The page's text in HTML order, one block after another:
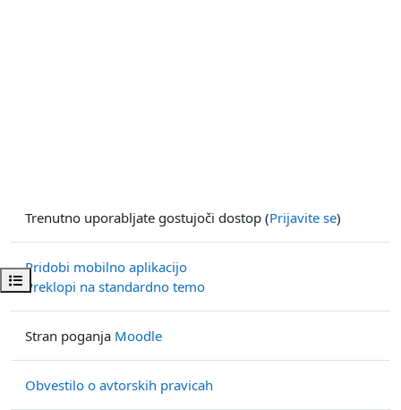
Odpri kazalo predmeta
Trenutno uporabljate gostujoči dostop (Prijavite se)
Pridobi mobilno aplikacijo
Preklopi na standardno temo
Stran poganja Moodle
Obvestilo o avtorskih pravicah